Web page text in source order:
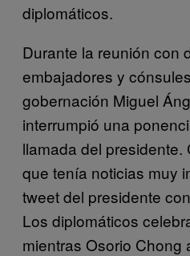
diplomáticos.
Durante la reunión con
embajadores y
gobernación Miguel
interrumpió una
llamada del presidente.
que tenía noticias muy
tweet del presidente
Los diplomáticos
mientras Osorio Chong